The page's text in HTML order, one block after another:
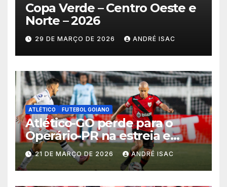
Copa Verde – Centro Oeste e
Norte – 2026
29 DE MARÇO DE 2026 ANDRÉ ISAC
ATLÉTICO FUTEBOL GOIANO
Atlético-GO perde para o
Operário-PR na estreia e
começa sob pressão a Série B
2026
21 DE MARÇO DE 2026 ANDRÉ ISAC